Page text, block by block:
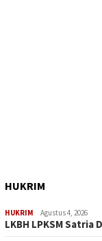
HUKRIM
HUKRIM Agustus 4, 2026
LKBH LPKSM